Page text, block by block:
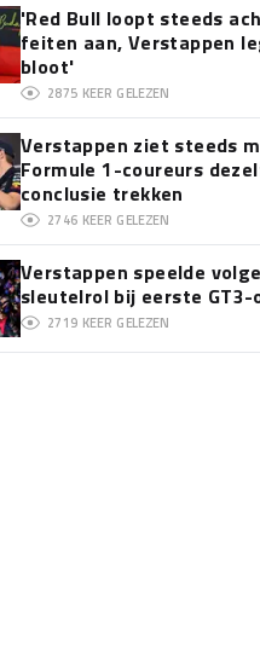
'Red Bull loopt steeds
feiten aan, Verstappen
bloot'
2875 KEER GELEZEN
Verstappen ziet steeds
Formule 1-coureurs
conclusie trekken
2746 KEER GELEZEN
Verstappen speelde
sleutelrol bij eerste GT3-
2719 KEER GELEZEN